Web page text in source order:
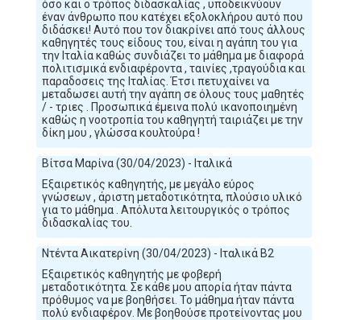
όσο και ο τρόπος διδασκαλίας , υποδεικνύουν
έναν άνθρωπο που κατέχει εξολοκλήρου αυτό που
διδάσκει! Αυτό που τον διακρίνει από τους άλλους
καθηγητές τους είδους του, είναι η αγάπη του για
την Ιταλία καθώς συνδιάζει το μάθημα με διαφορά
πολιτισμικά ενδιαφέροντα , ταινίες ,τραγούδια και
παραδοσεις της Ιταλίας. Έτσι πετυχαίνει να
μεταδωσει αυτή την αγάπη σε όλους τους μαθητές
/ - τριες . Προσωπικά έμεινα πολύ ικανοποιημένη
καθώς η νοοτροπία του καθηγητή ταιριάζει με την
δίκη μου , γλώσσα κουλτούρα !
Βίτσα Μαρίνα (30/04/2023) - Ιταλικά
Εξαιρετικός καθηγητής, με μεγάλο εύρος
γνώσεων , άριστη μεταδοτικότητα, πλούσιο υλικό
για το μάθημα . Απόλυτα λειτουργικός ο τρόπος
διδασκαλίας του.
Ντέντα Αικατερίνη (30/04/2023) - Ιταλικά Β2
Εξαιρετικός καθηγητής με φοβερή
μεταδοτικότητα. Σε κάθε μου απορία ήταν πάντα
πρόθυμος να με βοηθήσει. Το μάθημα ήταν πάντα
πολύ ενδιαφέρον. Με βοηθούσε προτείνοντας μου